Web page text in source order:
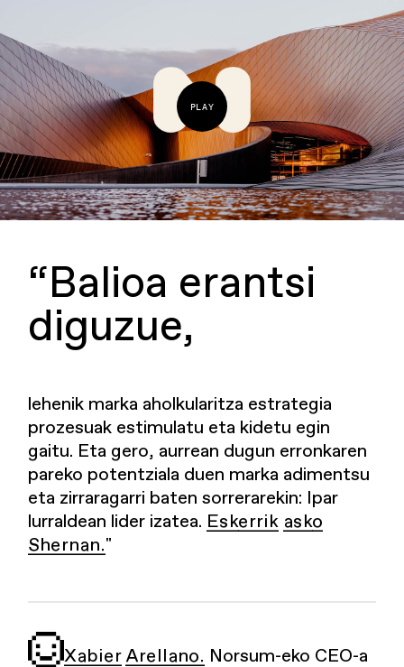
PLAY
“Balioa erantsi
diguzue,
lehenik marka aholkularitza estrategia
prozesuak estimulatu eta kidetu egin
gaitu. Eta gero, aurrean dugun erronkaren
pareko potentziala duen marka adimentsu
eta zirraragarri baten sorrerarekin: Ipar
lurraldean lider izatea. Eskerrik asko
Shernan."
Xabier Arellano. Norsum-eko CEO-a